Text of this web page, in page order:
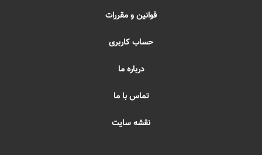
قوانین و مقررات
حساب کاربری
درباره ما
تماس با ما
نقشه سایت